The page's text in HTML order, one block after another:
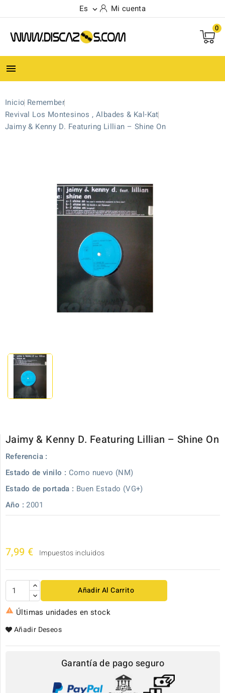
Es  Mi cuenta
0

Inicio Remember
Revival Los Montesinos , Albades & Kal-Kat
Jaimy & Kenny D. Featuring Lillian ‎– Shine On
Jaimy & Kenny D. Featuring Lillian ‎– Shine On
Referencia :
Estado de vinilo : Como nuevo (NM)
Estado de portada : Buen Estado (VG+)
Año : 2001
7,99 € Impuestos incluidos
Añadir Al Carrito
 Últimas unidades en stock
Añadir Deseos
Garantía de pago seguro